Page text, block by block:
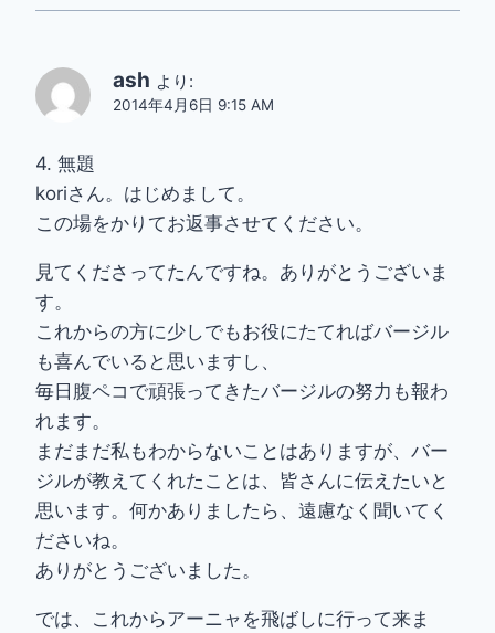
ash より:
2014年4月6日 9:15 AM
4. 無題
koriさん。はじめまして。
この場をかりてお返事させてください。
見てくださってたんですね。ありがとうございま
す。
これからの方に少しでもお役にたてればバージル
も喜んでいると思いますし、
毎日腹ペコで頑張ってきたバージルの努力も報わ
れます。
まだまだ私もわからないことはありますが、バー
ジルが教えてくれたことは、皆さんに伝えたいと
思います。何かありましたら、遠慮なく聞いてく
ださいね。
ありがとうございました。
では、これからアーニャを飛ばしに行って来ま